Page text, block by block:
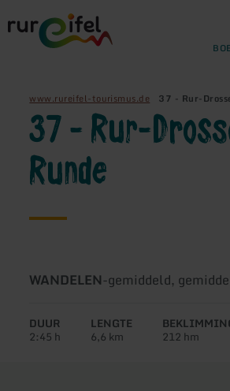
Terug
naar
www.rureifel-tourismus.de 37 - Rur-
37 - Rur-
Runde
Soort
WANDELEN-Moeilijkheidsgraad:
gemiddeld,
DUUR
2:45 h
LENGTE
6,6 km 212 hm